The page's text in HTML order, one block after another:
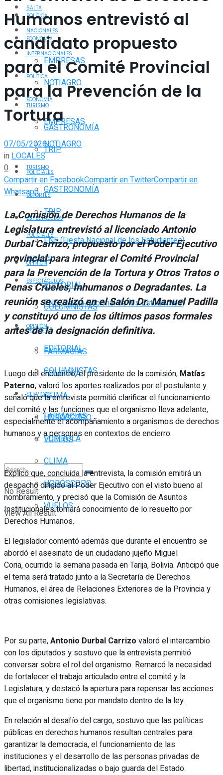
POLÍTICA
ECONOMÍA
EMPRESAS
NOTIAGRO
TURISMO
GASTRONOMÍA
TRIP
POLICIALES
DEPORTES
ESPECTÁCULOS
FNE (Fiesta Nacional de los Estudiantes)
OPINIÓN
EDITORIAL
COLUMNISTAS
SERVICIOS
FARMACIAS
TOMBOLA
CLIMA
HORÓSCOPO
VUELOS
No Result
View All Result
SALTA
NACIONALES
INTERNACIONALES
POLÍTICA
ECONOMÍA
EMPRESAS
NOTIAGRO
TURISMO
GASTRONOMÍA
TRIP
POLICIALES
DEPORTES
ESPECTÁCULOS
FNE (Fiesta Nacional de los Estudiantes)
OPINIÓN
EDITORIAL
COLUMNISTAS
SERVICIOS
FARMACIAS
TOMBOLA
CLIMA
HORÓSCOPO
VUELOS
Humanos entrevistó al
candidato propuesto
para el Comité Provincial
para la Prevención de la
Tortura
07/05/2026
inLOCALES
0
Compartir en FacebookCompartir en TwitterCompartir en
Whatsapp
La Comisión de Derechos Humanos de la
Legislatura entrevistó al licenciado Antonio
Durbal Carrizo, propuesto por el Poder Ejecutivo
provincial para integrar el Comité Provincial
para la Prevención de la Tortura y Otros Tratos o
Penas Crueles, Inhumanos o Degradantes. La
reunión se realizó en el Salón Dr. Manuel Padilla
y constituyó uno de los últimos pasos formales
antes de la designación definitiva.
Luego del encuentro, el presidente de la comisión, Matías
Paterno, valoró los aportes realizados por el postulante y
señaló que la entrevista permitió clarificar el funcionamiento
del comité y las funciones que el organismo lleva adelante,
especialmente el acompañamiento a organismos de derechos
humanos y a personas en contextos de encierro.
Explicó que, concluida la entrevista, la comisión emitirá un
despacho dirigido al Poder Ejecutivo con el visto bueno al
nombramiento, y precisó que la Comisión de Asuntos
Institucionales tomará conocimiento de lo resuelto por
Derechos Humanos.
El legislador comentó además que durante el encuentro se
abordó el asesinato de un ciudadano jujeño Miguel
Coria, ocurrido la semana pasada en Tarija, Bolivia. Anticipó que
el tema será tratado junto a la Secretaría de Derechos
Humanos, el área de Relaciones Exteriores de la Provincia y
otras comisiones legislativas.
Por su parte,Antonio Durbal Carrizo valoró el intercambio
con los diputados y sostuvo que la entrevista permitió
conversar sobre el rol del organismo. Remarcó la necesidad
de fortalecer el trabajo articulado entre el comité y la
Legislatura, y destacó la apertura para repensar las acciones
que el organismo tiene por mandato dentro de la ley.
En relación al desafío del cargo, sostuvo que las políticas
públicas en derechos humanos resultan centrales para
garantizar la democracia, el funcionamiento de las
instituciones y el desarrollo de las personas privadas de
libertad, institucionalizadas o bajo guarda del Estado.